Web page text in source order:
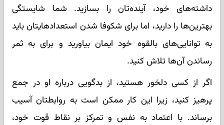
داشته‌های خود، آینده‌تان را بسازید. شما شایستگی
بهترین‌ها را دارید، اما برای شکوفا شدن استعدادهایتان باید
به توانایی‌های بالقوه خود ایمان بیاورید و برای به ثمر
رساندن آن‌ها تلاش کنید.
اگر از کسی دلخور هستید، از بدگویی درباره او در جمع
پرهیز کنید، زیرا این کار ممکن است به روابطتان آسیب
برساند. با اعتماد به نفس و تمرکز بر نقاط قوت خود،